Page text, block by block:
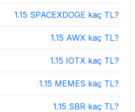
1.15 SPACEXDOGE kaç TL?
1.15 AWX kaç TL?
1.15 IOTX kaç TL?
1.15 MEMES kaç TL?
1.15 SBR kaç TL?